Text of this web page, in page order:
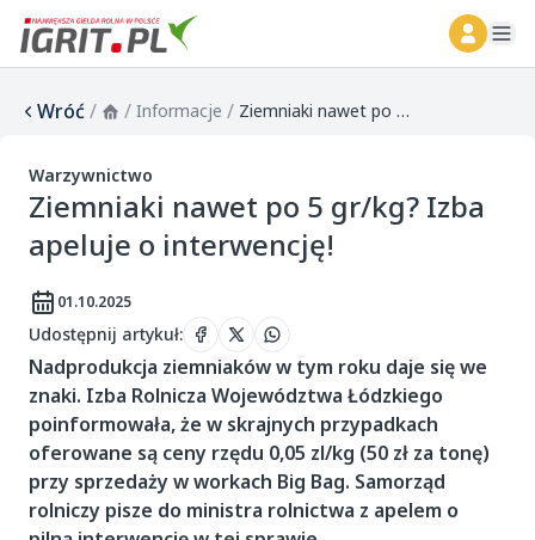
Wróć/ / Informacje / Ziemniaki nawet po 5 gr/kg? Izba apeluje o interwencję!
Warzywnictwo
Ziemniaki nawet po 5 gr/kg? Izba
apeluje o interwencję!
01.10.2025
Udostępnij artykuł:
Nadprodukcja ziemniaków w tym roku daje się we
znaki. Izba Rolnicza Województwa Łódzkiego
poinformowała, że w skrajnych przypadkach
oferowane są ceny rzędu 0,05 zl/kg (50 zł za tonę)
przy sprzedaży w workach Big Bag. Samorząd
rolniczy pisze do ministra rolnictwa z apelem o